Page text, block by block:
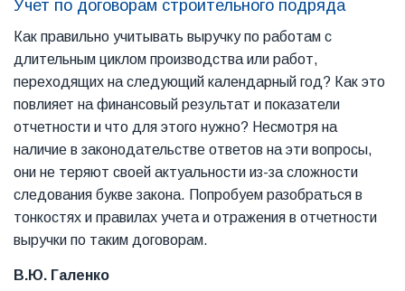
Учет по договорам строительного подряда
Как правильно учитывать выручку по работам с
длительным циклом производства или работ,
переходящих на следующий календарный год? Как это
повлияет на финансовый результат и показатели
отчетности и что для этого нужно? Несмотря на
наличие в законодательстве ответов на эти вопросы,
они не теряют своей актуальности из-за сложности
следования букве закона. Попробуем разобраться в
тонкостях и правилах учета и отражения в отчетности
выручки по таким договорам.
В.Ю. Галенко